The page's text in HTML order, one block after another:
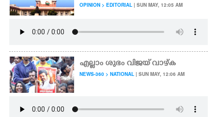
CARTOONS
OPINION > EDITORIAL | SUN MAY, 12:05 AM
എല്ലാം ശുഭം വിജയ് വാഴ്ക
NEWS-360 > NATIONAL | SUN MAY, 12:06 AM